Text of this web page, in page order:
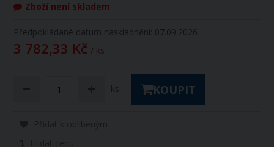
Zboží není skladem
Předpokládané datum naskladnění: 07.09.2026
3 782,33 Kč / ks
ks KOUPIT